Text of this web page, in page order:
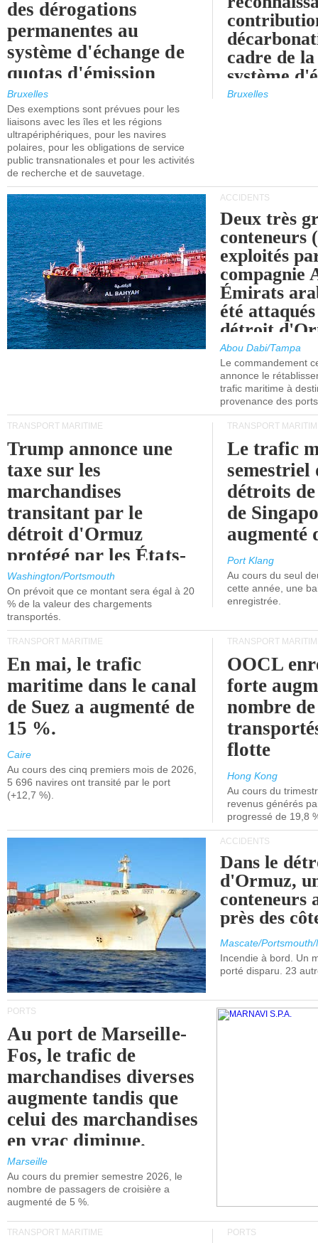
des dérogations
permanentes au
système d'échange de
quotas d'émission
maritimes de l'UE
après 2030.
Bruxelles
Des exemptions sont prévues pour les
liaisons avec les îles et les régions
ultrapériphériques, pour les navires
polaires, pour les obligations de service
public transnationales et pour les activités
de recherche et de sauvetage.
cadre de
système
quotas
Bruxelles
ACCIDENTS
Deux très
conteneurs
exploités
compagnie
Émirats
été
détroit
Abou Dabi/Tampa
Le commandement
annonce le
trafic maritime à
provenance des
TRANSPORT MARITIME
Trump annonce une
taxe sur les
marchandises
transitant par le
détroit d'Ormuz
protégé par les États-
Unis.
Washington/Portsmouth
On prévoit que ce montant sera égal à 20
% de la valeur des chargements
transportés.
TRANSPORT
Le trafic
semestriel
détroits
de
augmenté
Port Klang
Au cours du seul
cette année, une
enregistrée.
TRANSPORT MARITIME
En mai, le trafic
maritime dans le canal
de Suez a augmenté de
15 %.
Caire
Au cours des cinq premiers mois de 2026,
5 696 navires ont transité par le port
(+12,7 %).
TRANSPORT
OOCL
forte
nombre
flotte
Hong Kong
Au cours du
revenus générés
progressé de 19,8
ACCIDENTS
Dans le
d'Ormuz,
conteneurs
près des
Mascate/
Incendie à bord. Un
porté disparu. 23
PORTS
Au port de Marseille-
Fos, le trafic de
marchandises diverses
augmente tandis que
celui des marchandises
en vrac diminue.
Marseille
Au cours du premier semestre 2026, le
nombre de passagers de croisière a
augmenté de 5 %.
TRANSPORT MARITIME PORTS